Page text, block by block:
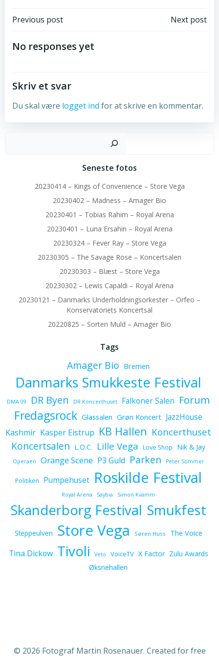
Post
navigation
Previous post Next post
No responses yet
Skriv et svar
Du skal være logget ind for at skrive en kommentar.
Seneste fotos
20230414 – Kings of Convenience – Store Vega
20230402 – Madness – Amager Bio
20230401 – Tobias Rahim – Royal Arena
20230401 – Luna Ersahin – Royal Arena
20230324 – Fever Ray – Store Vega
20230305 – The Savage Rose – Koncertsalen
20230303 – Blæst – Store Vega
20230302 – Lewis Capaldi – Royal Arena
20230121 – Danmarks Underholdningsorkester – Orfeo –
Konservatoriets Koncertsal
20220825 – Sorten Muld – Amager Bio
Tags
Amager Bio Bremen
Danmarks Smukkeste Festival
DMA 09 DR Byen DR Koncerthuset Falkoner Salen Forum
Fredagsrock Glassalen Grøn Koncert JazzHouse
Kashmir Kasper Eistrup KB Hallen Koncerthuset
Koncertsalen L.O.C. Lille Vega Love Shop Nik & Jay
Operaen Orange Scene P3 Guld Parken Peter Sommer
Politiken Pumpehuset Roskilde Festival
Royal Arena Saybia Simon Kvamm
Skanderborg Festival Smukfest
Steppeulven Store Vega Søren Huss The Voice
Tina Dickow Tivoli Veto VoiceTV X Factor Zulu Awards
Øksnehallen
© 2026 Fotograf Martin Rosenauer. Created for free